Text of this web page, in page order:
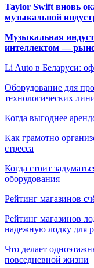
Taylor Swift вновь
музыкальной
Музыкальная
интеллектом —
Li Auto в Беларуси:
Оборудование для
технологических
Когда выгоднее
Как грамотно
стресса
Когда стоит
оборудования
Рейтинг магазинов
Рейтинг магазинов
надежную лодку для
Что делает
повседневной жизни